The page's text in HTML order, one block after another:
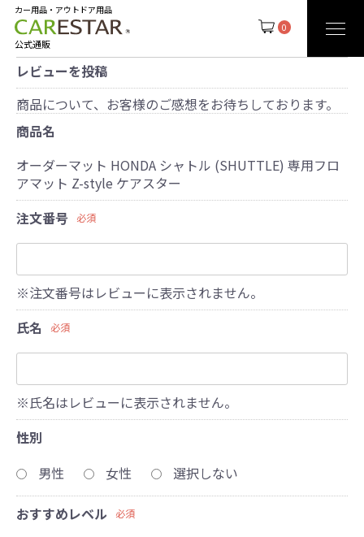
0
カー用品・アウトドア用品
公式通販
レビューを投稿
商品について、お客様のご感想をお待ちしております。
商品名
オーダーマット HONDA シャトル (SHUTTLE) 専用フロ
アマット Z-style ケアスター
注文番号
必須
※注文番号はレビューに表示されません。
氏名
必須
※氏名はレビューに表示されません。
性別
男性
女性 選択しない
おすすめレベル 必須